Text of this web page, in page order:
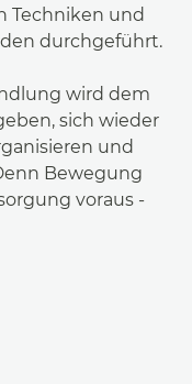
Techniken und
durchgeführt.
wird dem
sich wieder
und
Bewegung
voraus -